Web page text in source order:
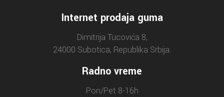
Internet prodaja guma
Dimitrija Tucovića 8,
24000 Subotica, Republika Srbija.
Radno vreme
Pon/Pet 8-16h